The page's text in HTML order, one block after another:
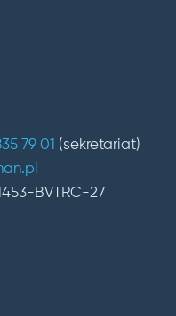
79 01 (sekretariat)
BVTRC-27
YouTubeInstagram